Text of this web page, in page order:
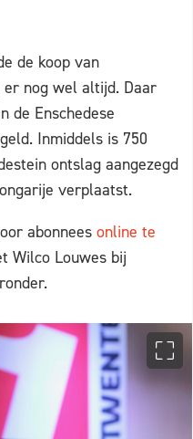
de koop van
nog wel altijd. Daar
de Enschedese
Inmiddels is 750
ontslag aangezegd
verplaatst.
abonnees online te
Wilco Louwes bij